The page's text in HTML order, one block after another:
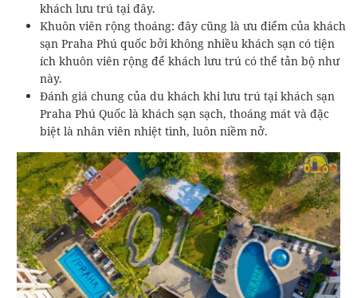
khách lưu trú tại đây.
Khuôn viên rộng thoáng: đây cũng là ưu điểm của khách
sạn Praha Phú quốc bởi không nhiều khách sạn có tiện
ích khuôn viên rộng để khách lưu trú có thể tản bộ như
này.
Đánh giá chung của du khách khi lưu trú tại khách sạn
Praha Phú Quốc là khách sạn sạch, thoáng mát và đặc
biệt là nhân viên nhiệt tình, luôn niềm nở.